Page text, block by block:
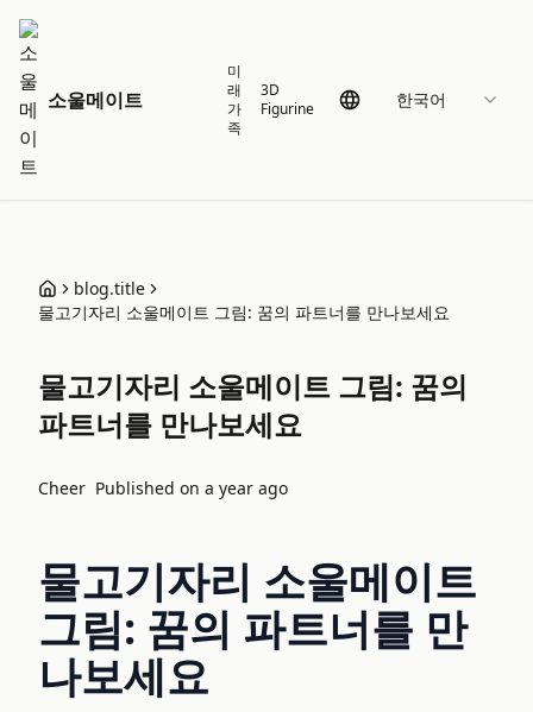
소울메이트
미
래
가
족
3D
Figurine
한국어
blog.title
물고기자리 소울메이트 그림: 꿈의 파트너를 만나보세요
물고기자리 소울메이트 그림: 꿈의
파트너를 만나보세요
Cheer Published on a year ago
물고기자리 소울메이트
그림: 꿈의 파트너를 만
나보세요